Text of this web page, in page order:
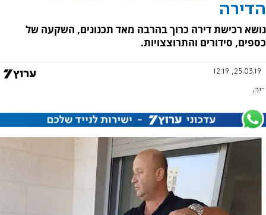
הדירה
נושא רכישת דירה כרוך בהרבה מאד תכנונים, השקעה של
כספים, סידורים והתרוצצויות.
25.03.19, 12:19
דירה